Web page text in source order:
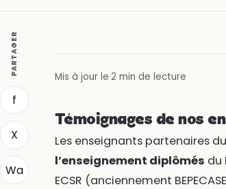
PARTAGER
f
X
Wa
Mis à jour le·2 min de lecture
Témoignages de nos
Les enseignants partenaires
l’enseignement diplômés du
ECSR (anciennement